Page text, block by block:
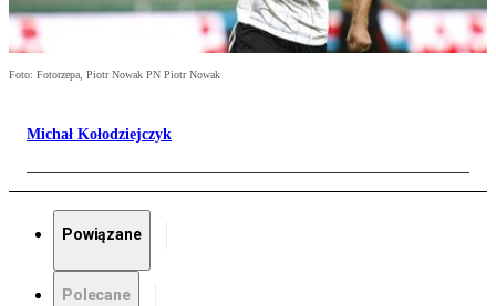
Foto: Fotorzepa, Piotr Nowak PN Piotr Nowak
Michał Kołodziejczyk
Powiązane
Polecane